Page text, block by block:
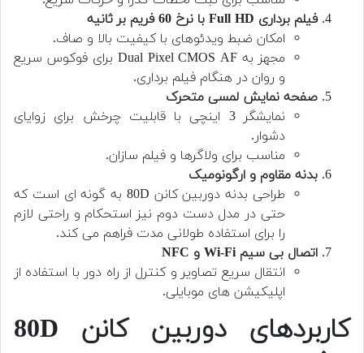
فیلم برداری Full HD با نرخ 60 فریم بر ثانیه
امکان ضبط ویدئوهای با کیفیت بالا و صاف.
مجهز به Dual Pixel CMOS AF برای فوکوس سریع
و روان در هنگام فیلم برداری.
صفحه نمایش لمسی متحرک
نمایشگر 3 اینچی با قابلیت چرخش برای زوایای
دشوار.
مناسب برای ولاگرها و فیلم سازان.
بدنه مقاوم و ارگونومیک
طراحی بدنه دوربین کانن 80D به گونه ای است که
حتی در مدل دست دوم نیز استحکام و راحتی لازم
را برای استفاده طولانی مدت فراهم می کند.
اتصال بی سیم Wi-Fi و NFC
انتقال سریع تصاویر و کنترل از راه دور با استفاده از
اپلیکیشن های موبایلی.
کاربردهای دوربین کانن 80D